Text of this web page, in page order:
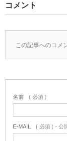
コメント
この記事へのコメ
名前 ( 必須 )
E-MAIL ( 必須 ) - 公